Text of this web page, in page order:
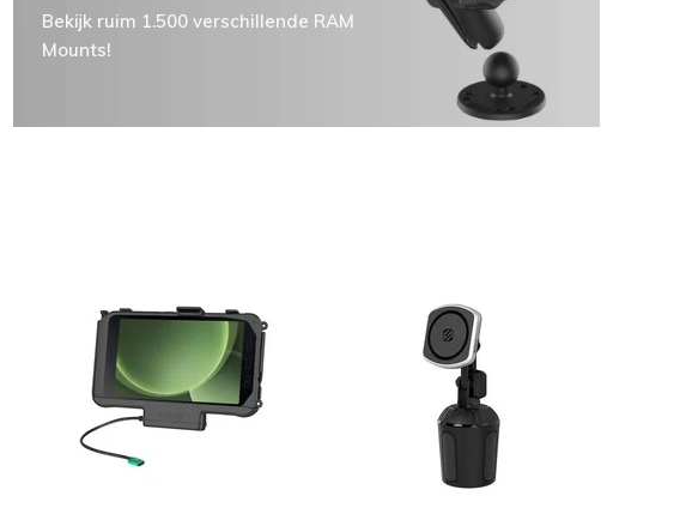
Bekijk ruim 1.500 verschillende RAM
Mounts!